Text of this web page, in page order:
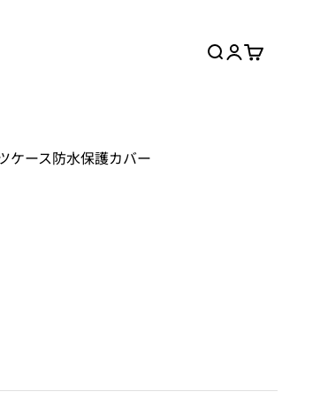
検索ログイン
カート
ケース防水保護カバー